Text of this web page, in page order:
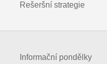
Rešeršní strategie
Informační pondělky